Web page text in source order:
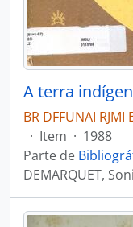
A terra
BR DFFUNAI
· Item · 1988
Parte de
DEMARQUET,